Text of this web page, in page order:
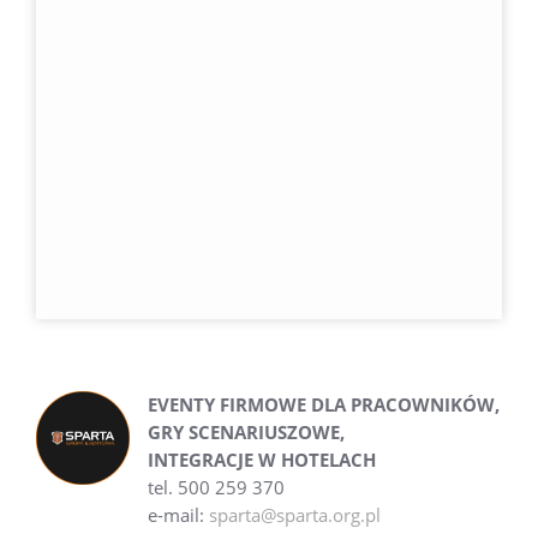
EVENTY FIRMOWE DLA PRACOWNIKÓW,
GRY SCENARIUSZOWE,
INTEGRACJE W HOTELACH
tel. 500 259 370
e-mail: sparta@sparta.org.pl